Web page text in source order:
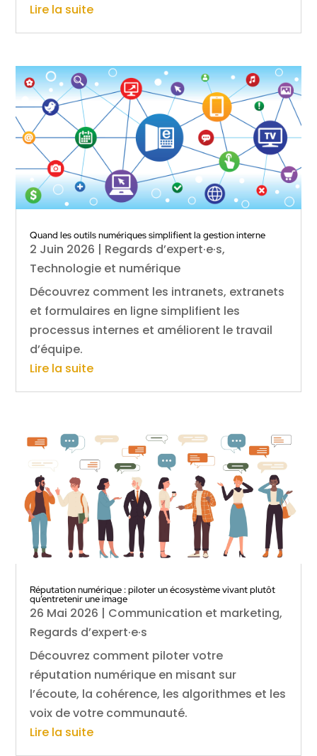
Lire la suite
Quand les outils numériques simplifient la gestion interne
2 Juin 2026 | Regards d’expert·e·s,
Technologie et numérique
Découvrez comment les intranets, extranets
et formulaires en ligne simplifient les
processus internes et améliorent le travail
d’équipe.
Lire la suite
Réputation numérique : piloter un écosystème vivant plutôt
qu’entretenir une image
26 Mai 2026 | Communication et marketing,
Regards d’expert·e·s
Découvrez comment piloter votre
réputation numérique en misant sur
l’écoute, la cohérence, les algorithmes et les
voix de votre communauté.
Lire la suite